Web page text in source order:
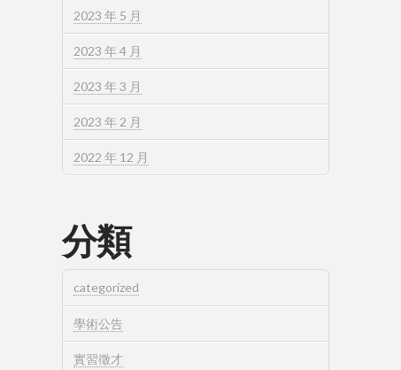
2023 年 5 月
2023 年 4 月
2023 年 3 月
2023 年 2 月
2022 年 12 月
分類
categorized
學術公告
實習徵才